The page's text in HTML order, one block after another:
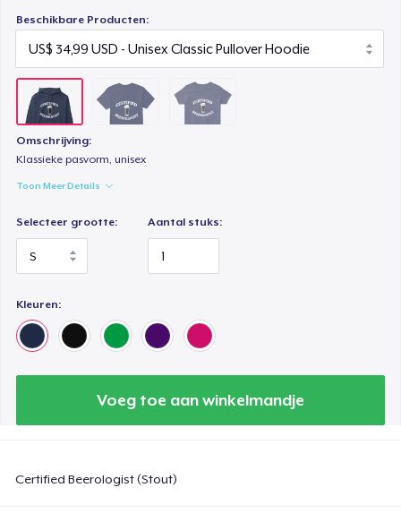
Beschikbare Producten:
Omschrijving:
Klassieke pasvorm, unisex
Toon Meer Details
Selecteer grootte: Aantal stuks:
Kleuren:
Voeg toe aan winkelmandje
Certified Beerologist (Stout)